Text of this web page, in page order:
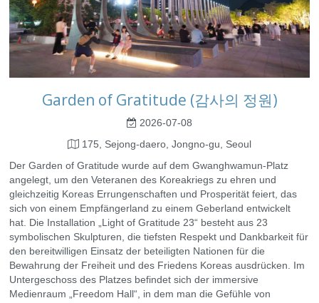
Garden of Gratitude (감사의 정원)
2026-07-08
175, Sejong-daero, Jongno-gu, Seoul
Der Garden of Gratitude wurde auf dem Gwanghwamun-Platz
angelegt, um den Veteranen des Koreakriegs zu ehren und
gleichzeitig Koreas Errungenschaften und Prosperität feiert, das
sich von einem Empfängerland zu einem Geberland entwickelt
hat. Die Installation „Light of Gratitude 23“ besteht aus 23
symbolischen Skulpturen, die tiefsten Respekt und Dankbarkeit für
den bereitwilligen Einsatz der beteiligten Nationen für die
Bewahrung der Freiheit und des Friedens Koreas ausdrücken. Im
Untergeschoss des Platzes befindet sich der immersive
Medienraum „Freedom Hall“, in dem man die Gefühle von